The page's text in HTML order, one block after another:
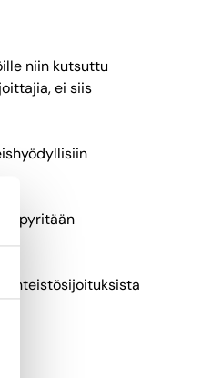
niin kutsuttu
ei siis
pyritään